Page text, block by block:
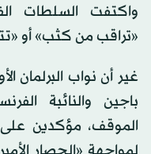
واكتفت السلطات
«تراقب من كثب» أو
غير أن نواب البرلمان
باجين والنائبة
الموقف، مؤكدين